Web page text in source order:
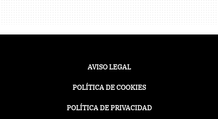
AVISO LEGAL
POLÍTICA DE COOKIES
POLÍTICA DE PRIVACIDAD